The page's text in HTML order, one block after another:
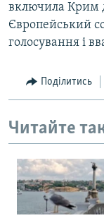
включила Крим
Європейський
голосування і
Поділитись
Читайте